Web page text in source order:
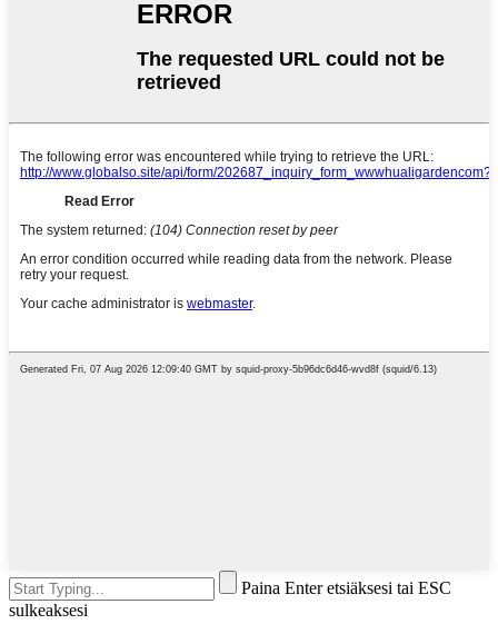
Paina Enter etsiäksesi tai ESC
sulkeaksesi